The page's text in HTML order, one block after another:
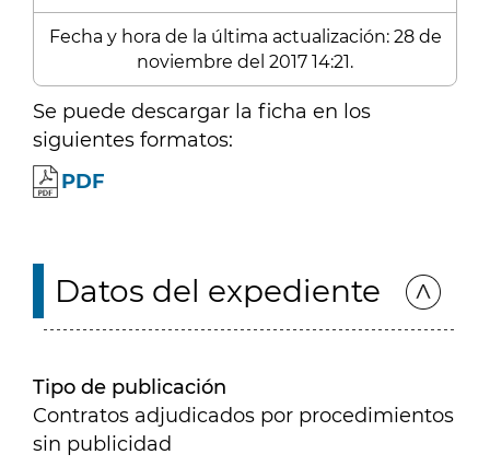
Fecha y hora de la última actualización: 28 de
noviembre del 2017 14:21.
Se puede descargar la ficha en los
siguientes formatos:
PDF
Datos del expediente
Tipo de publicación
Contratos adjudicados por procedimientos
sin publicidad